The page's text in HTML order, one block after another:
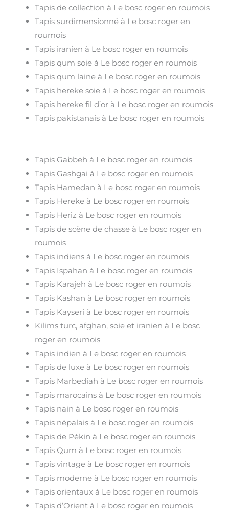
Tapis de collection à Le bosc roger en roumois
Tapis surdimensionné à Le bosc roger en
roumois
Tapis iranien à Le bosc roger en roumois
Tapis qum soie à Le bosc roger en roumois
Tapis qum laine à Le bosc roger en roumois
Tapis hereke soie à Le bosc roger en roumois
Tapis hereke fil d’or à Le bosc roger en roumois
Tapis pakistanais à Le bosc roger en roumois
Tapis Gabbeh à Le bosc roger en roumois
Tapis Gashgai à Le bosc roger en roumois
Tapis Hamedan à Le bosc roger en roumois
Tapis Hereke à Le bosc roger en roumois
Tapis Heriz à Le bosc roger en roumois
Tapis de scène de chasse à Le bosc roger en
roumois
Tapis indiens à Le bosc roger en roumois
Tapis Ispahan à Le bosc roger en roumois
Tapis Karajeh à Le bosc roger en roumois
Tapis Kashan à Le bosc roger en roumois
Tapis Kayseri à Le bosc roger en roumois
Kilims turc, afghan, soie et iranien à Le bosc
roger en roumois
Tapis indien à Le bosc roger en roumois
Tapis de luxe à Le bosc roger en roumois
Tapis Marbediah à Le bosc roger en roumois
Tapis marocains à Le bosc roger en roumois
Tapis nain à Le bosc roger en roumois
Tapis népalais à Le bosc roger en roumois
Tapis de Pékin à Le bosc roger en roumois
Tapis Qum à Le bosc roger en roumois
Tapis vintage à Le bosc roger en roumois
Tapis moderne à Le bosc roger en roumois
Tapis orientaux à Le bosc roger en roumois
Tapis d’Orient à Le bosc roger en roumois